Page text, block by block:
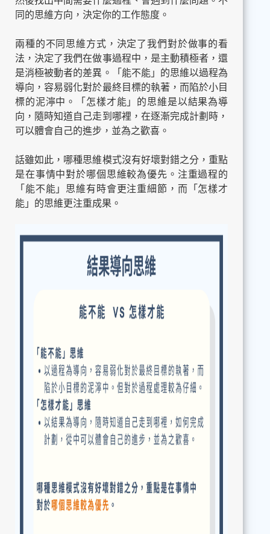
同的思維方向，決定你的工作態度。
兩種的不同思維方式，決定了我們對於做事的看
法，決定了我們在做事過程中，是主動積極者，還
是消極被動者的差異。「能不能」的思維以過程為
導向，容易弱化對於最終目標的執著，而陷於小目
標的泥濘中。「怎樣才能」的思維是以結果為導
向，隨時知道自己走到哪裡，在逐漸完成計劃時，
可以體會自己的進步，並為之歡喜。
話雖如此，哪種思維模式沒有好壞對錯之分，重點
是在事情中對於哪個思維較為優先。注重過程的
「能不能」思維有時會更注重細節，而「怎樣才
能」的思維更注重成果。